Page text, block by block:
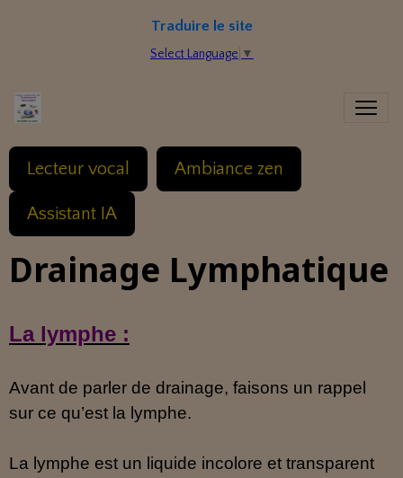
Traduire le site
Select Language ▼
Lecteur vocal Ambiance zen
Assistant IA
Drainage Lymphatique
La lymphe :
Avant de parler de drainage, faisons un rappel
sur ce qu’est la lymphe.
La lymphe est un liquide incolore et transparent